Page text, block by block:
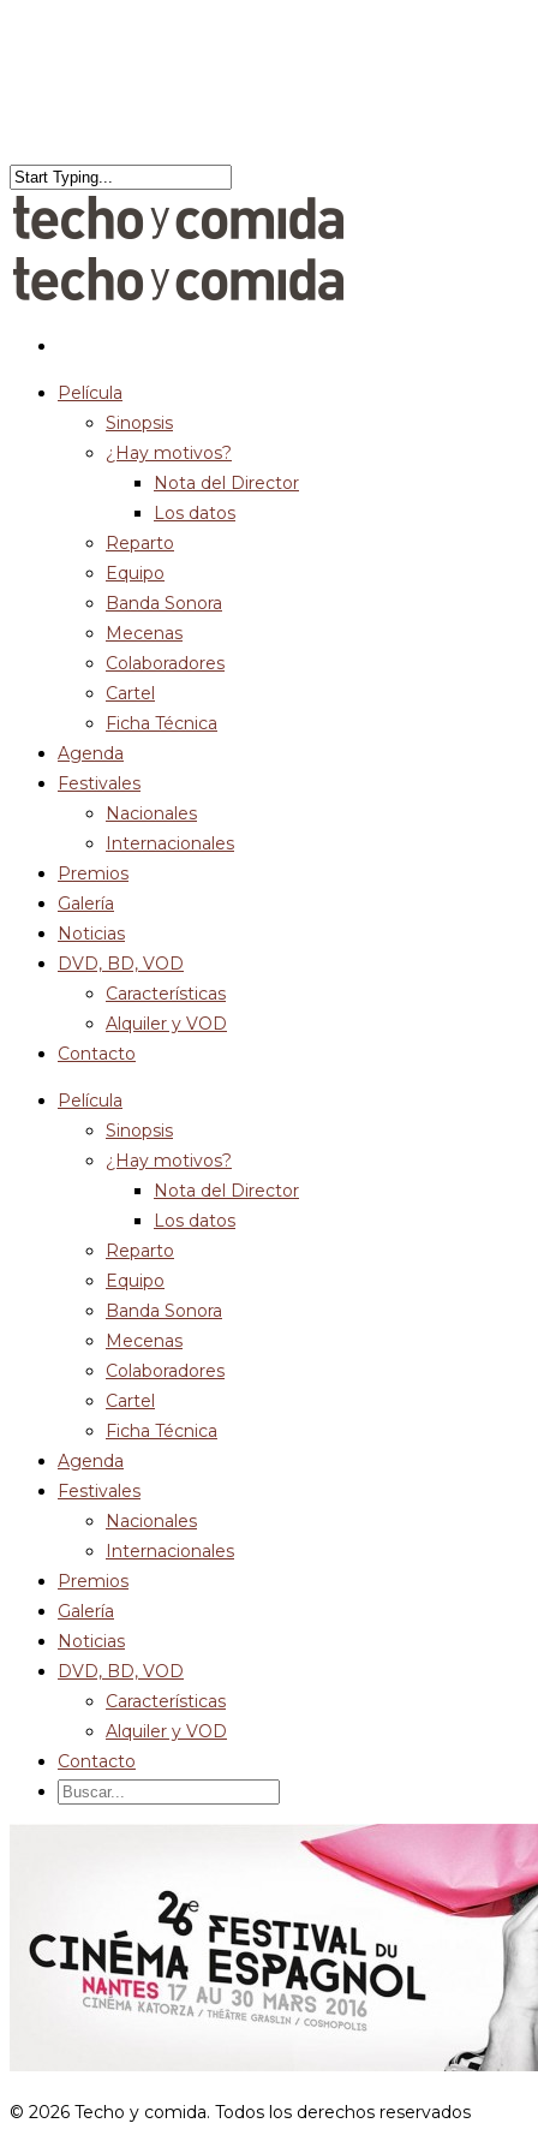
Película
Sinopsis
¿Hay motivos?
Nota del Director
Los datos
Reparto
Equipo
Banda Sonora
Mecenas
Colaboradores
Cartel
Ficha Técnica
Agenda
Festivales
Nacionales
Internacionales
Premios
Galería
Noticias
DVD, BD, VOD
Características
Alquiler y VOD
Contacto
Película
Sinopsis
¿Hay motivos?
Nota del Director
Los datos
Reparto
Equipo
Banda Sonora
Mecenas
Colaboradores
Cartel
Ficha Técnica
Agenda
Festivales
Nacionales
Internacionales
Premios
Galería
Noticias
DVD, BD, VOD
Características
Alquiler y VOD
Contacto
© 2026 Techo y comida. Todos los derechos reservados